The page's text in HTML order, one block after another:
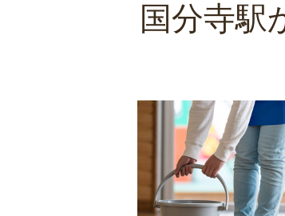
国分寺駅